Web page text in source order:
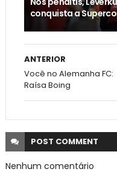
conquista a
ANTERIOR
Você no Alemanha FC:
Raísa Boing
POST COMMENT
Nenhum comentário